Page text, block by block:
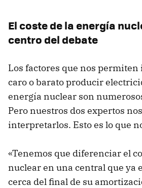
El coste de la energía
centro del debate
Los factores que nos
caro o barato producir
energía nuclear son
Pero nuestros dos expertos
interpretarlos. Esto es lo que
«Tenemos que diferenciar el
nuclear en una central que ya
cerca del final de su